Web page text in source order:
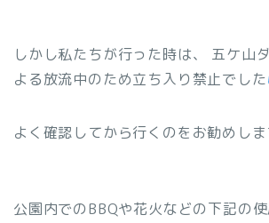
しかし私たちが行った時は、
五ケ山
よる放流中のため立ち入り禁止でした
よく確認してから行くのをお勧めしま
公園内でのBBQや花火などの下記の